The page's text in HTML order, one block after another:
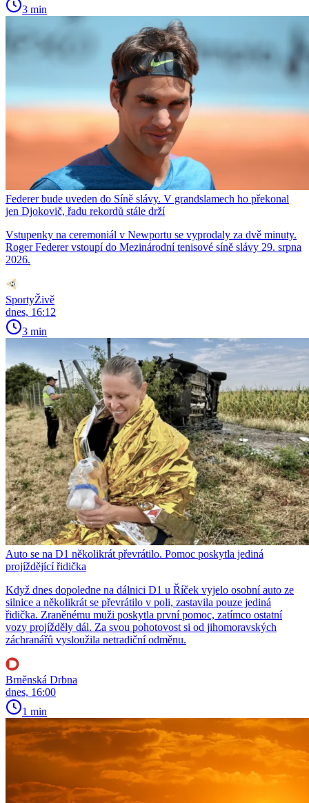
3 min
Federer bude uveden do Síně slávy. V grandslamech ho překonal
jen Djokovič, řadu rekordů stále drží
Vstupenky na ceremoniál v Newportu se vyprodaly za dvě minuty.
Roger Federer vstoupí do Mezinárodní tenisové síně slávy 29. srpna
2026.
SportyŽivě
dnes, 16:12
3 min
Auto se na D1 několikrát převrátilo. Pomoc poskytla jediná
projíždějící řidička
Když dnes dopoledne na dálnici D1 u Říček vyjelo osobní auto ze
silnice a několikrát se převrátilo v poli, zastavila pouze jediná
řidička. Zraněnému muži poskytla první pomoc, zatímco ostatní
vozy projížděly dál. Za svou pohotovost si od jihomoravských
záchranářů vysloužila netradiční odměnu.
Brněnská Drbna
dnes, 16:00
1 min